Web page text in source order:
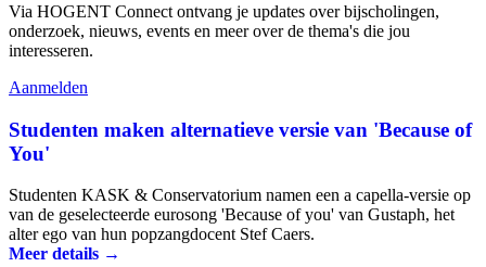
Via HOGENT Connect ontvang je updates over bijscholingen,
onderzoek, nieuws, events en meer over de thema's die jou
interesseren.
Aanmelden
Studenten maken alternatieve versie van 'Because of
You'
Studenten KASK & Conservatorium namen een a capella-versie op
van de geselecteerde eurosong 'Because of you' van Gustaph, het
alter ego van hun popzangdocent Stef Caers.
Meer details →